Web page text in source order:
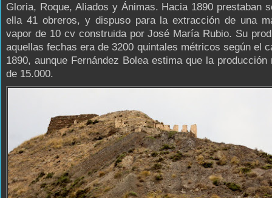
Gloria, Roque, Aliados y Ánimas. Hacia 1890 prestaban
ella 41 obreros, y dispuso para la extracción de una
vapor de 10 cv construida por José María Rubio. Su
aquellas fechas era de 3200 quintales métricos según el
1890, aunque Fernández Bolea estima que la producción
de 15.000.